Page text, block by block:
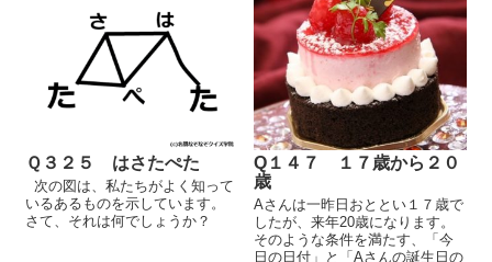
Ｑ３２５ はさたぺた
次の図は、私たちがよく知って
いるあるものを示しています。
さて、それは何でしょうか？
Q１４７ １７歳から２０
歳
Aさんは一昨日おととい１７歳で
したが、来年20歳になります。
そのような条件を満たす、「今
日の日付」と「Aさんの誕生日の